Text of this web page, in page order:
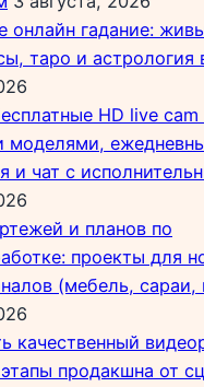
онлайн гадание:
таро и астрология
HD live
моделями,
и чат с
и планов по
проекты для
(мебель, сараи,
качественный
продакшна от